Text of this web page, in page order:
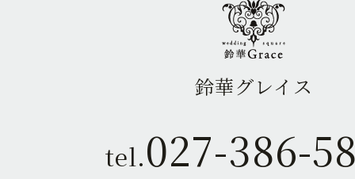
鈴華グレイス
tel.027-386-